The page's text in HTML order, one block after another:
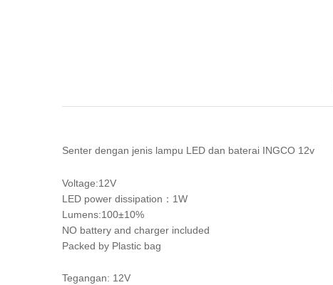
Senter dengan jenis lampu LED dan baterai INGCO 12v
Voltage:12V
LED power dissipation：1W
Lumens:100±10%
NO battery and charger included
Packed by Plastic bag
Tegangan: 12V